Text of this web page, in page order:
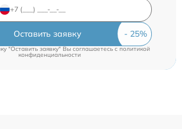
Оставить заявку
"Оставить заявку" Вы соглашаетесь cполитикой
конфиденциальности